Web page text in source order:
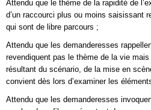
Attendu que le thème de la rapidité de
d’un raccourci plus ou moins saisissant
qui sont de libre parcours ;
Attendu que les demanderesses
revendiquent pas le thème de la vie
résultant du scénario, de la mise en
convient dès lors d’examiner les
Attendu que les demanderesses